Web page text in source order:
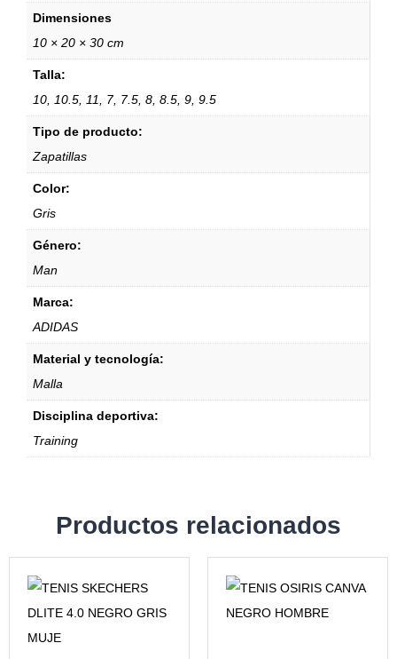
Dimensiones
10 × 20 × 30 cm
Talla:
10, 10.5, 11, 7, 7.5, 8, 8.5, 9, 9.5
Tipo de producto:
Zapatillas
Color:
Gris
Género:
Man
Marca:
ADIDAS
Material y tecnología:
Malla
Disciplina deportiva:
Training
Productos relacionados